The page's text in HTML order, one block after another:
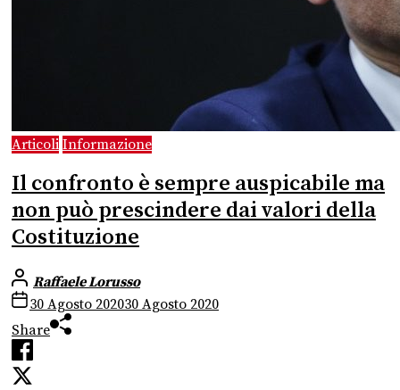
Articoli Informazione
Il confronto è sempre auspicabile ma
non può prescindere dai valori della
Costituzione
Raffaele Lorusso
30 Agosto 202030 Agosto 2020
Share